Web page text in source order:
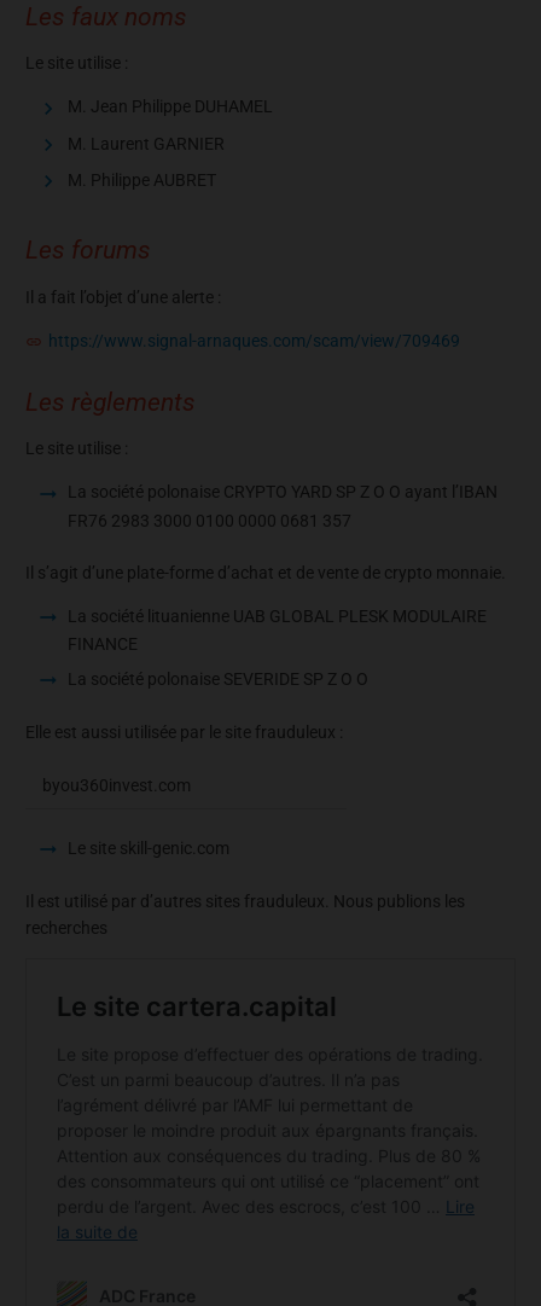
Les faux noms
Le site utilise :
M. Jean Philippe DUHAMEL
M. Laurent GARNIER
M. Philippe AUBRET
Les forums
Il a fait l’objet d’une alerte :
https://www.signal-arnaques.com/scam/view/709469
Les règlements
Le site utilise :
La société polonaise CRYPTO YARD SP Z O O ayant l’IBAN
FR76 2983 3000 0100 0000 0681 357
Il s’agit d’une plate-forme d’achat et de vente de crypto monnaie.
La société lituanienne UAB GLOBAL PLESK MODULAIRE
FINANCE
La société polonaise SEVERIDE SP Z O O
Elle est aussi utilisée par le site frauduleux :
byou360invest.com
Le site skill-genic.com
Il est utilisé par d’autres sites frauduleux. Nous publions les
recherches